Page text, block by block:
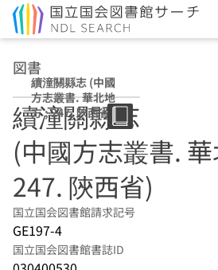
図書
續潼關縣志 (中國
方志叢書. 華北地
方 ; 247. 陝西省)
續潼關縣志
(中國方志叢書.
247. 陝西省)
国立国会図書館請求記号
GE197-4
国立国会図書館書誌ID